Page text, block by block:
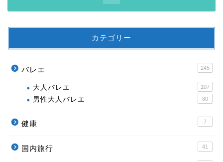
カテゴリー
バレエ 245
大人バレエ 107
男性大人バレエ 80
健康 7
国内旅行 41